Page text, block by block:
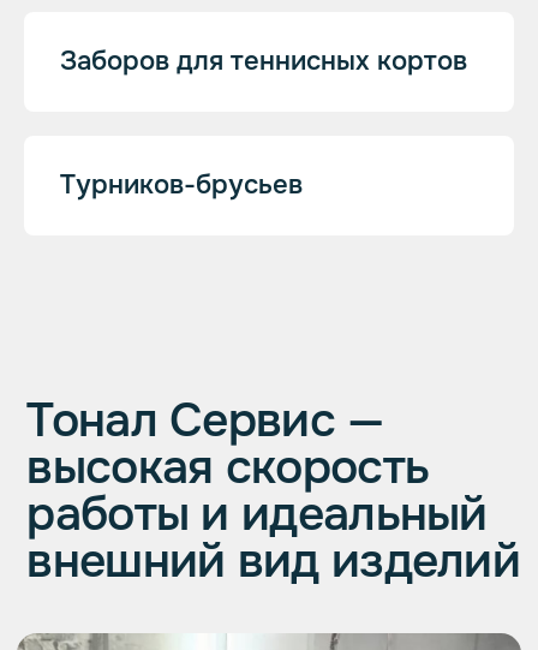
Заборов для теннисных кортов
Турников-брусьев
2 печи